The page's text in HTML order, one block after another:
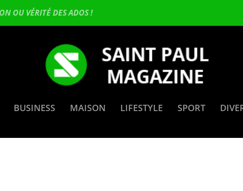
OU VÉRITÉ DES ADOS !
BUSINESS MAISON LIFESTYLE SPORT